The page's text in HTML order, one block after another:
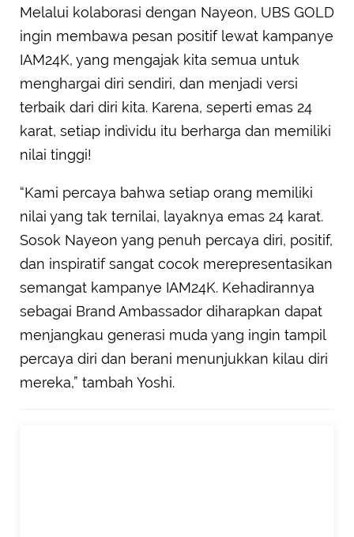
Melalui kolaborasi dengan Nayeon, UBS GOLD
ingin membawa pesan positif lewat kampanye
IAM24K, yang mengajak kita semua untuk
menghargai diri sendiri, dan menjadi versi
terbaik dari diri kita. Karena, seperti emas 24
karat, setiap individu itu berharga dan memiliki
nilai tinggi!
“Kami percaya bahwa setiap orang memiliki
nilai yang tak ternilai, layaknya emas 24 karat.
Sosok Nayeon yang penuh percaya diri, positif,
dan inspiratif sangat cocok merepresentasikan
semangat kampanye IAM24K. Kehadirannya
sebagai Brand Ambassador diharapkan dapat
menjangkau generasi muda yang ingin tampil
percaya diri dan berani menunjukkan kilau diri
mereka,” tambah Yoshi.